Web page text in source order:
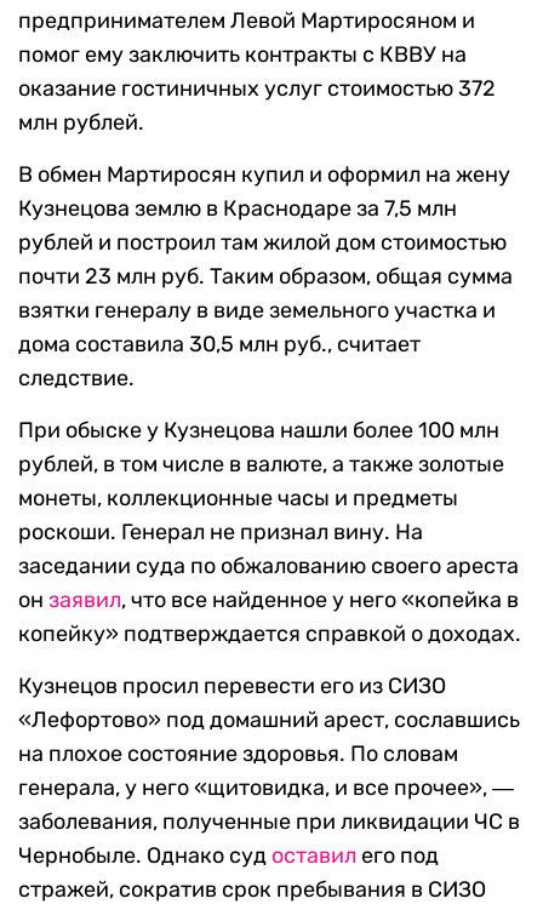
предпринимателем Левой Мартиросяном и
помог ему заключить контракты с КВВУ на
оказание гостиничных услуг стоимостью 372
млн рублей.
В обмен Мартиросян купил и оформил на жену
Кузнецова землю в Краснодаре за 7,5 млн
рублей и построил там жилой дом стоимостью
почти 23 млн руб. Таким образом, общая сумма
взятки генералу в виде земельного участка и
дома составила 30,5 млн руб., считает
следствие.
При обыске у Кузнецова нашли более 100 млн
рублей, в том числе в валюте, а также золотые
монеты, коллекционные часы и предметы
роскоши. Генерал не признал вину. На
заседании суда по обжалованию своего ареста
он заявил, что все найденное у него «копейка в
копейку» подтверждается справкой о доходах.
Кузнецов просил перевести его из СИЗО
«Лефортово» под домашний арест, сославшись
на плохое состояние здоровья. По словам
генерала, у него «щитовидка, и все прочее», ―
заболевания, полученные при ликвидации ЧС в
Чернобыле. Однако суд оставил его под
стражей, сократив срок пребывания в СИЗО